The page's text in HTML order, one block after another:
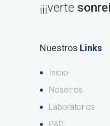
¡¡¡verte
Nuestros Links
Inicio
Nosotros
Laboratorios